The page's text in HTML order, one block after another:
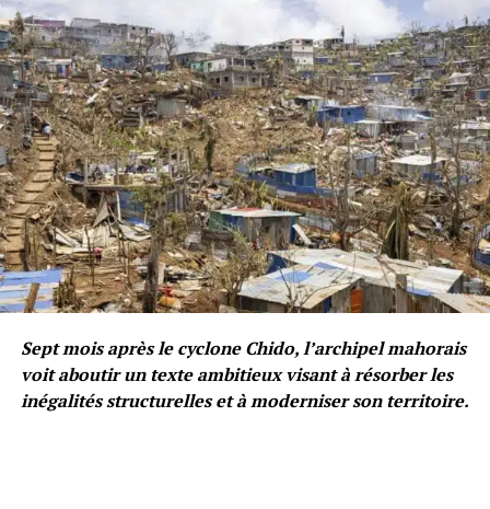
Sept mois après le cyclone Chido, l’archipel mahorais
voit aboutir un texte ambitieux visant à résorber les
inégalités structurelles et à moderniser son territoire.